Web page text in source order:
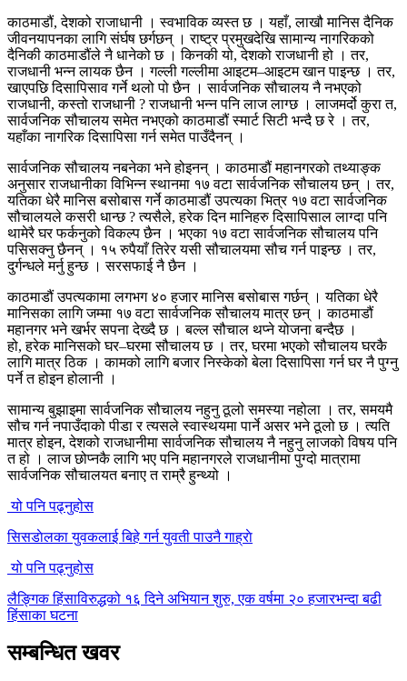
काठमाडौं, देशको राजाधानी । स्वभाविक व्यस्त छ । यहाँ, लाखौ मानिस दैनिक
जीवनयापनका लागि संर्घष छर्गछन् । राष्ट्र प्रमुखदेखि सामान्य नागरिकको
दैनिकी काठमाडौंले नै धानेको छ । किनकी यो, देशको राजधानी हो । तर,
राजधानी भन्न लायक छैन । गल्ली गल्लीमा आइटम–आइटम खान पाइन्छ । तर,
खाएपछि दिसापिसाव गर्ने थलो पो छैन । सार्वजनिक सौचालय नै नभएको
राजधानी, कस्तो राजधानी ? राजधानी भन्न पनि लाज लाग्छ । लाजमर्दो कुरा त,
सार्वजनिक सौचालय समेत नभएको काठमाडौं स्मार्ट सिटी भन्दै छ रे । तर,
यहाँका नागरिक दिसापिसा गर्न समेत पाउँदैनन् ।
सार्वजनिक सौचालय नबनेका भने होइनन् । काठमाडौं महानगरको तथ्याङ्क
अनुसार राजधानीका विभिन्न स्थानमा १७ वटा सार्वजनिक सौचालय छन् । तर,
यतिका धेरै मानिस बसोबास गर्ने काठमाडौं उपत्यका भित्र १७ वटा सार्वजनिक
सौचालयले कसरी धान्छ ? त्यसैले, हरेक दिन मानिहरु दिसापिसाल लाग्दा पनि
थामेरै घर फर्कनुको विकल्प छैन । भएका १७ वटा सार्वजनिक सौचालय पनि
पसिसक्नु छैनन् । १५ रुपैयाँ तिरेर यसी सौचालयमा सौच गर्न पाइन्छ । तर,
दुर्गन्धले मर्नु हुन्छ । सरसफाई नै छैन ।
काठमाडौं उपत्यकामा लगभग ४० हजार मानिस बसोबास गर्छन् । यतिका धेरै
मानिसका लागि जम्मा १७ वटा सार्वजनिक सौचालय मात्र छन् । काठमाडौं
महानगर भने खर्भर सपना देख्दै छ । बल्ल सौचाल थप्ने योजना बन्दैछ ।
हो, हरेक मानिसको घर–घरमा सौचालय छ । तर, घरमा भएको सौचालय घरकै
लागि मात्र ठिक । कामको लागि बजार निस्केको बेला दिसापिसा गर्न घर नै पुग्नु
पर्ने त होइन होलानी ।
सामान्य बुझाइमा सार्वजनिक सौचालय नहुनु ठूलो समस्या नहोला । तर, समयमै
सौच गर्न नपाउँदाको पीडा र त्यसले स्वास्थयमा पार्ने असर भने ठूलो छ । त्यति
मात्र होइन, देशको राजधानीमा सार्वजनिक सौचालय नै नहुनु लाजको विषय पनि
त हो । लाज छोप्नकै लागि भए पनि महानगरले राजधानीमा पुग्दो मात्रामा
सार्वजनिक सौचालयत बनाए त राम्रै हुन्थ्यो ।
यो पनि पढ्नुहोस
सिसडाेलका युवकलाई बिहे गर्न युवती पाउनै गाह्राे
यो पनि पढ्नुहोस
लैङ्गिक हिंसाविरुद्धको १६ दिने अभियान शुरु, एक वर्षमा २० हजारभन्दा बढी
हिंसाका घटना
सम्बन्धित खवर